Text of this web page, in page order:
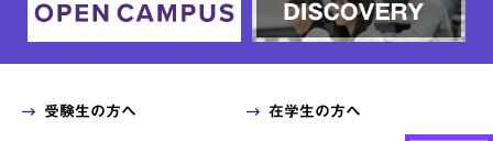
受験生の方へ 在学生の方へ